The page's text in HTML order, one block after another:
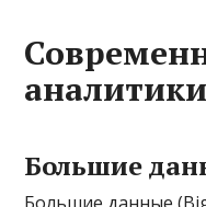
Большие